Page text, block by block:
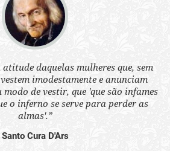
daquelas mulheres que, sem
imodestamente e anunciam
modo de vestir, que 'que são infames
o inferno se serve para perder as
almas'.”
Santo Cura D'Ars